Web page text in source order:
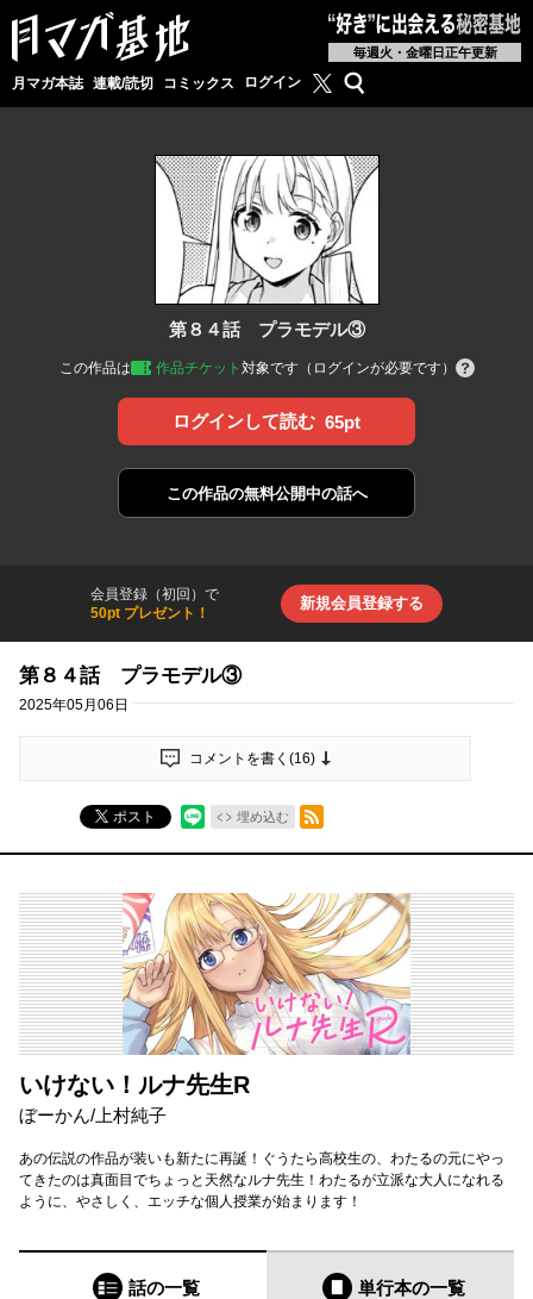
毎週火・金曜日正午更新
月マガ本誌 連載/読切 コミックス ログイン 月マガ基地公式X
検索
第８４話 プラモデル③
この作品は 作品チケット 対象です（ログインが必要です）
ログインして読む 65pt
この作品の無料公開中の話へ
会員登録（初回）で
50pt プレゼント！
新規会員登録する
第８４話 プラモデル③
2025年05月06日
コメントを書く(16)
ポスト 埋め込む
RSSフィード
いけない！ルナ先生R
ぼーかん/ 上村純子
あの伝説の作品が装いも新たに再誕！ぐうたら高校生の、わたるの元にやっ
てきたのは真面目でちょっと天然なルナ先生！わたるが立派な大人になれる
ように、やさしく、エッチな個人授業が始まります！
話の一覧 単行本の一覧